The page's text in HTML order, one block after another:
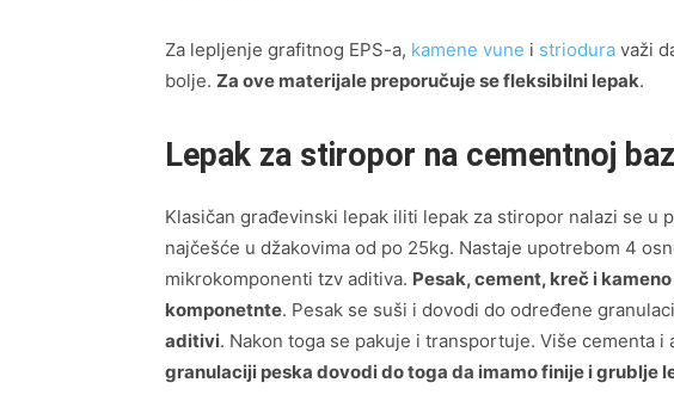
Za lepljenje grafitnog EPS-a, kamene vune i striodura važi
bolje. Za ove materijale preporučuje se fleksibilni lepak.
Lepak za stiropor na cementnoj
Klasičan građevinski lepak iliti lepak za stiropor nalazi se u
najčešće u džakovima od po 25kg. Nastaje upotrebom 4
mikrokomponenti tzv aditiva. Pesak, cement, kreč i
komponetnte. Pesak se suši i dovodi do određene
aditivi. Nakon toga se pakuje i transportuje. Više cementa i
granulaciji peska dovodi do toga da imamo finije i grublje